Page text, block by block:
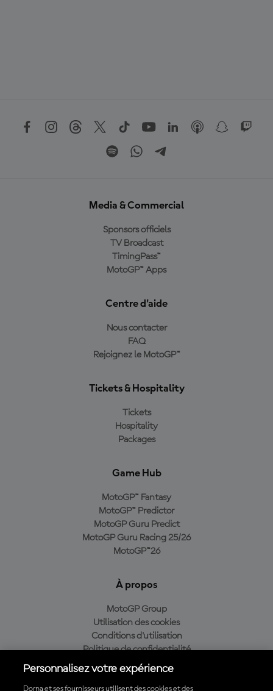
Media & Commercial
Sponsors officiels
TV Broadcast
TimingPass™
MotoGP™ Apps
Centre d'aide
Nous contacter
FAQ
Rejoignez le MotoGP™
Tickets & Hospitality
Tickets
Hospitality
Packages
Game Hub
MotoGP™ Fantasy
MotoGP™ Predictor
MotoGP Guru Predict
MotoGP Guru Racing 25/26
MotoGP™26
À propos
MotoGP Group
Utilisation des cookies
Conditions d'utilisation
Politique de confidentialité
Politique d’achat
Personnalisez votre expérience
Dorna et ses fournisseurs utilisent des cookies et des